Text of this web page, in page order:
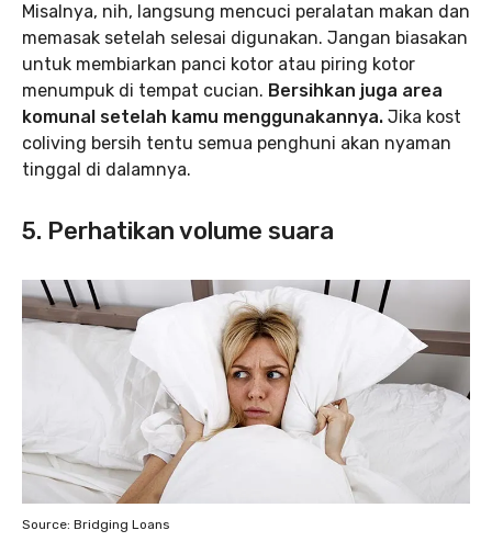
Misalnya, nih, langsung mencuci peralatan makan dan
memasak setelah selesai digunakan. Jangan biasakan
untuk membiarkan panci kotor atau piring kotor
menumpuk di tempat cucian. Bersihkan juga area
komunal setelah kamu menggunakannya. Jika kost
coliving bersih tentu semua penghuni akan nyaman
tinggal di dalamnya.
5. Perhatikan volume suara
Source: Bridging Loans